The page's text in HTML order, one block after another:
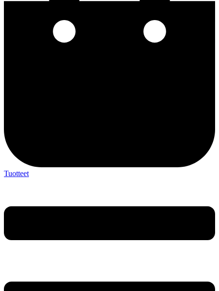
Tuotteet